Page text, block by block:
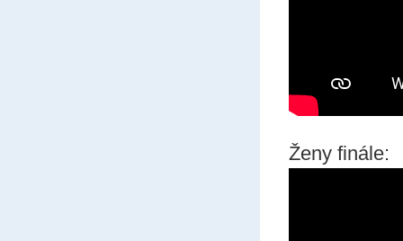
Ženy finále: